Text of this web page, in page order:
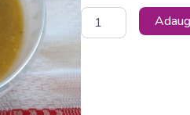
Cantitate
-
CREMĂ
BROCCOLI